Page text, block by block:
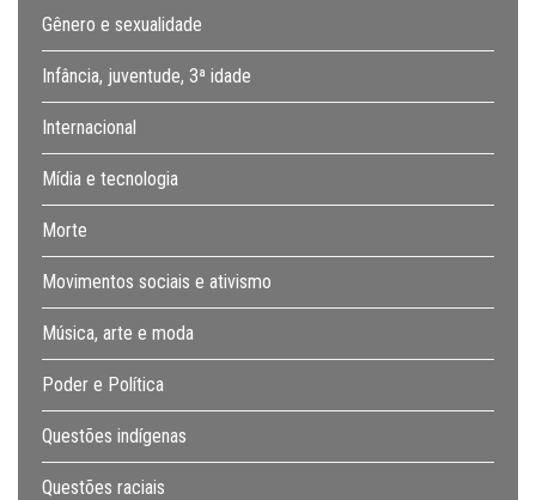
Gênero e sexualidade
Infância, juventude, 3ª idade
Internacional
Mídia e tecnologia
Morte
Movimentos sociais e ativismo
Música, arte e moda
Poder e Política
Questões indígenas
Questões raciais